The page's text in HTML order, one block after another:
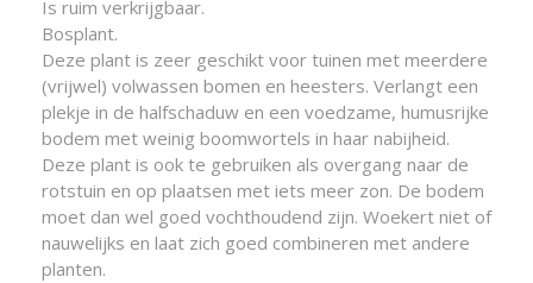
Is ruim verkrijgbaar.
Bosplant.
Deze plant is zeer geschikt voor tuinen met meerdere
(vrijwel) volwassen bomen en heesters. Verlangt een
plekje in de halfschaduw en een voedzame, humusrijke
bodem met weinig boomwortels in haar nabijheid.
Deze plant is ook te gebruiken als overgang naar de
rotstuin en op plaatsen met iets meer zon. De bodem
moet dan wel goed vochthoudend zijn. Woekert niet of
nauwelijks en laat zich goed combineren met andere
planten.